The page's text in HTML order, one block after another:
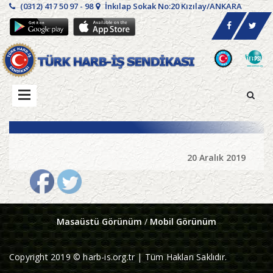
(0312) 417 50 97 - 98 İnkılap Sokak No:20 Kızılay/ANKARA
20 Aralık 2019
Masaüstü Görünüm/ Mobil Görünüm
Copyright 2019 © harb-is.org.tr | Tüm Hakları Saklıdır.